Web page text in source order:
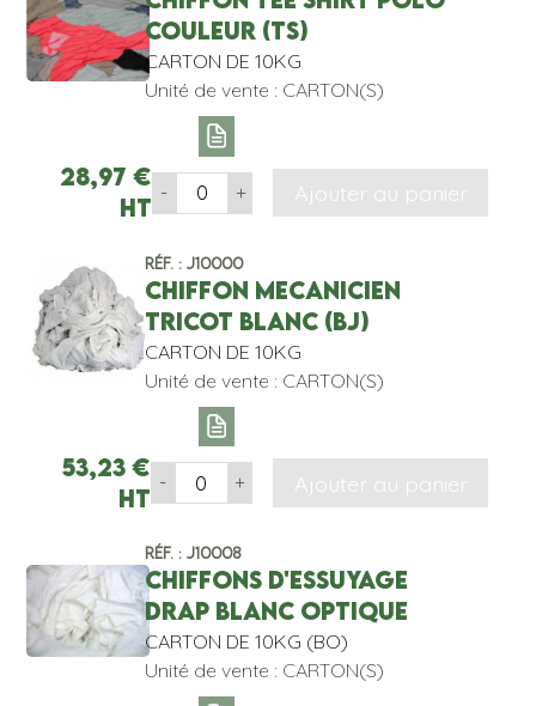
COULEUR (TS)
CARTON DE 10KG
Unité de vente : CARTON(S)
28,97 €
HT
- + Ajouter au panier
Réf. : J10000
CHIFFON MECANICIEN
TRICOT BLANC (BJ)
CARTON DE 10KG
Unité de vente : CARTON(S)
53,23 €
HT
- + Ajouter au panier
Réf. : J10008
CHIFFONS D'ESSUYAGE
DRAP BLANC OPTIQUE
CARTON DE 10KG (BO)
Unité de vente : CARTON(S)